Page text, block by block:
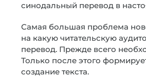
синодальный перевод в
Самая большая проблема
на какую читательскую
перевод. Прежде всего
Только после этого
создание текста.